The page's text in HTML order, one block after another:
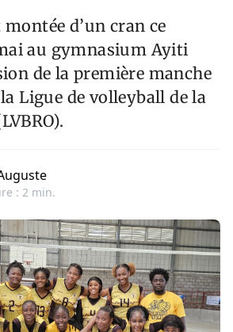
d’un cran ce
au gymnasium Ayiti
de la première manche
Ligue de volleyball de la
: 2 min.